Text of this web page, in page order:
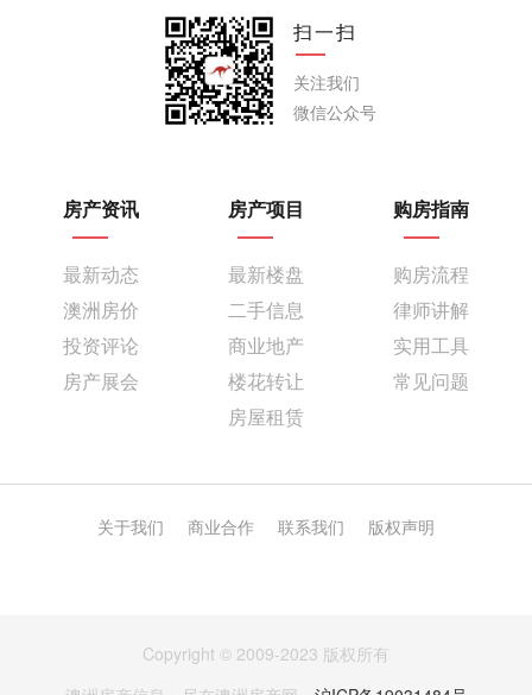
扫一扫
关注我们
微信公众号
房产资讯
最新动态
澳洲房价
投资评论
房产展会
房产项目
最新楼盘
二手信息
商业地产
楼花转让
房屋租赁
购房指南
购房流程
律师讲解
实用工具
常见问题
关于我们 商业合作 联系我们 版权声明
Copyright © 2009-2023 版权所有